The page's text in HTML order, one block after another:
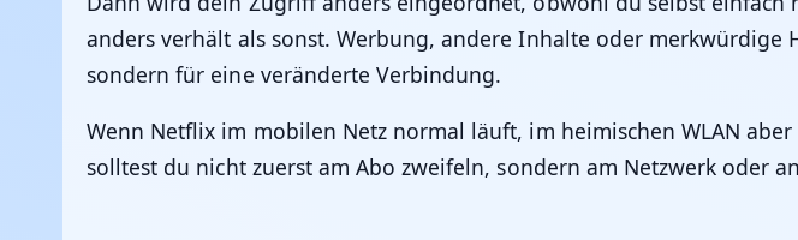
anders verhält als sonst. Werbung, andere Inhalte oder
sondern für eine veränderte Verbindung.
Wenn Netflix im mobilen Netz normal läuft, im heimischen WLAN
solltest du nicht zuerst am Abo zweifeln, sondern am Netzwerk oder